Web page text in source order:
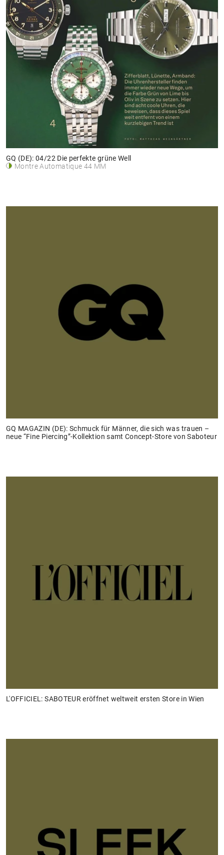
GQ (DE): 04/22 Die perfekte grüne Well
Montre Automatique 44 MM
GQ MAGAZIN (DE): Schmuck für Männer, die sich was trauen –
neue “Fine Piercing”-Kollektion samt Concept-Store von Saboteur
L'OFFICIEL: SABOTEUR eröffnet weltweit ersten Store in Wien